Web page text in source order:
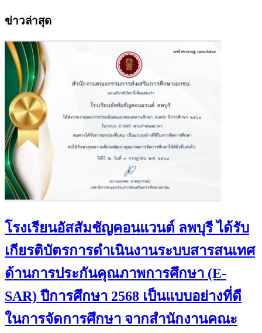
ข่าวล่าสุด
โรงเรียนอัสสัมชัญคอนแวนต์ ลพบุรี ได้รับ
เกียรติบัตรการดำเนินงานระบบสารสนเทศ
ด้านการประกันคุณภาพการศึกษา (E-
SAR) ปีการศึกษา 2568 เป็นแบบอย่างที่ดี
ในการจัดการศึกษา จากสำนักงานคณะ